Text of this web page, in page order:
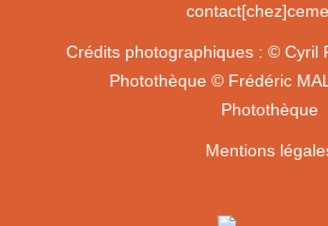
Crédits photographiques : © Cyril
Photothèque © Frédéric
Photothèque
Mentions